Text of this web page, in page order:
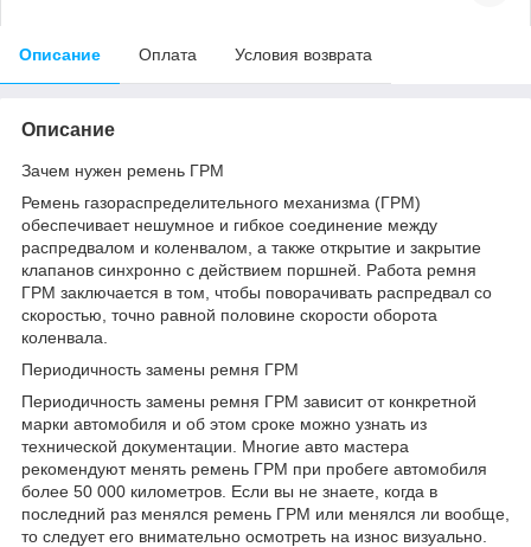
Описание Оплата Условия возврата
Описание
Зачем нужен ремень ГРМ
Ремень газораспределительного механизма (ГРМ)
обеспечивает нешумное и гибкое соединение между
распредвалом и коленвалом, а также открытие и закрытие
клапанов синхронно с действием поршней. Работа ремня
ГРМ заключается в том, чтобы поворачивать распредвал со
скоростью, точно равной половине скорости оборота
коленвала.
Периодичность замены ремня ГРМ
Периодичность замены ремня ГРМ зависит от конкретной
марки автомобиля и об этом сроке можно узнать из
технической документации. Многие авто мастера
рекомендуют менять ремень ГРМ при пробеге автомобиля
более 50 000 километров. Если вы не знаете, когда в
последний раз менялся ремень ГРМ или менялся ли вообще,
то следует его внимательно осмотреть на износ визуально.